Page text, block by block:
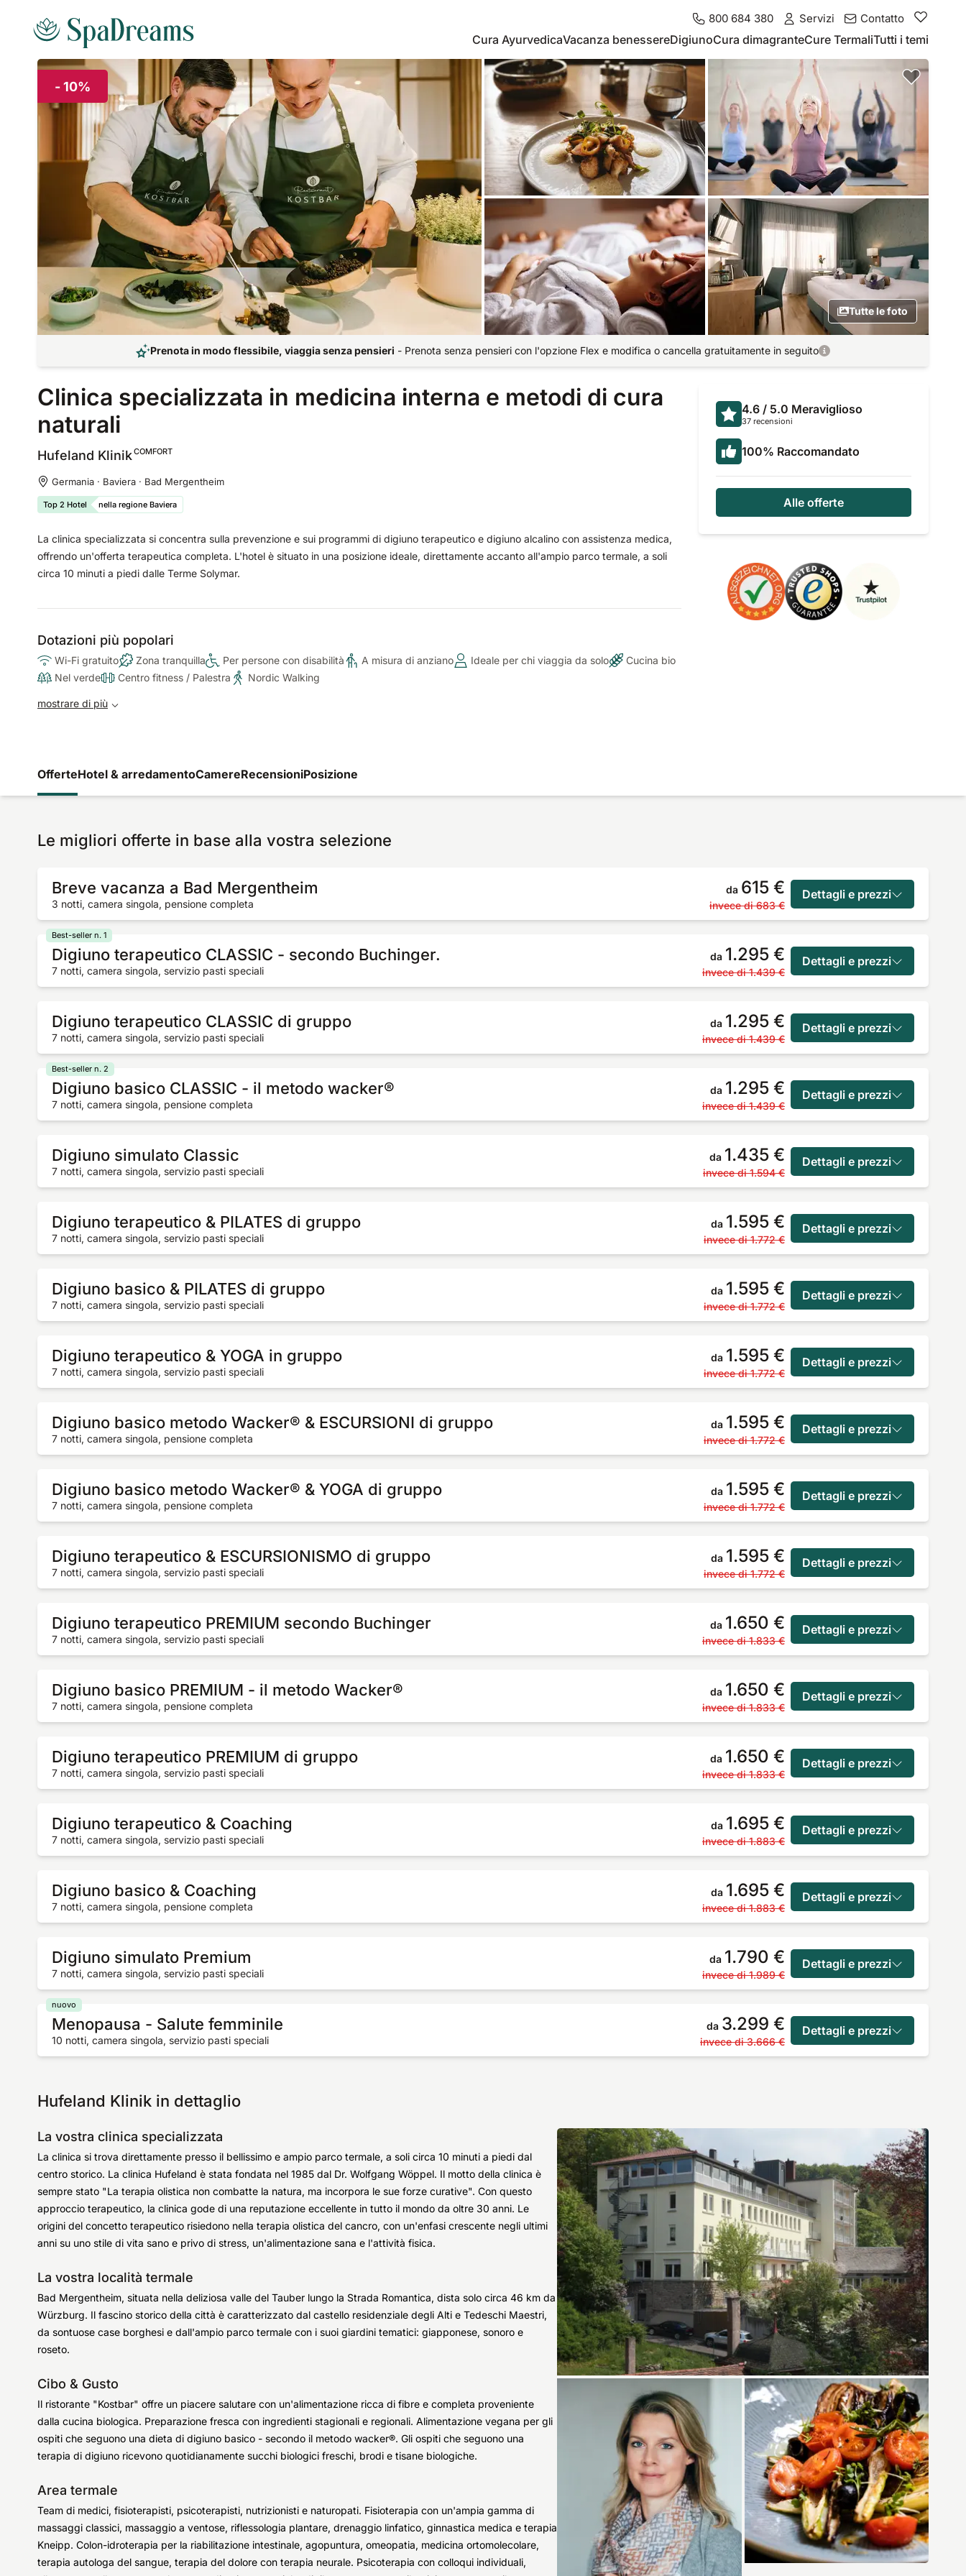
800 684 380 Servizi Contatto
Cura AyurvedicaVacanza benessereDigiunoCura dimagranteCure TermaliTutti i temi
- 10%
Tutte le foto
Prenota in modo flessibile, viaggia senza pensieri - Prenota senza pensieri con l'opzione Flex e modifica o cancella gratuitamente in seguito
Clinica specializzata in medicina interna e metodi di cura
naturali
Hufeland KlinikCOMFORT
Germania · Baviera · Bad Mergentheim
Top 2 Hotel nella regione Baviera
4.6 / 5.0 Meraviglioso
37 recensioni
100% Raccomandato
Alle offerte
La clinica specializzata si concentra sulla prevenzione e sui programmi di digiuno terapeutico e digiuno alcalino con assistenza medica,
offrendo un'offerta terapeutica completa. L'hotel è situato in una posizione ideale, direttamente accanto all'ampio parco termale, a soli
circa 10 minuti a piedi dalle Terme Solymar.
Dotazioni più popolari
Wi-Fi gratuito Zona tranquilla Per persone con disabilità A misura di anziano Ideale per chi viaggia da solo
Cucina bio
Nel verde
Centro fitness / Palestra Nordic Walking
mostrare di più
OfferteHotel & arredamentoCamereRecensioniPosizione
Le migliori offerte in base alla vostra selezione
Breve vacanza a Bad Mergentheim
3 notti, camera singola, pensione completa
da 615 €
invece di 683 €
Dettagli e prezzi
Digiuno terapeutico CLASSIC - secondo Buchinger.
7 notti, camera singola, servizio pasti speciali
da 1.295 €
invece di 1.439 €
Dettagli e prezzi
Best-seller n. 1
Digiuno terapeutico CLASSIC di gruppo
7 notti, camera singola, servizio pasti speciali
da 1.295 €
invece di 1.439 €
Dettagli e prezzi
Digiuno basico CLASSIC - il metodo wacker®
7 notti, camera singola, pensione completa
da 1.295 €
invece di 1.439 €
Dettagli e prezzi
Best-seller n. 2
Digiuno simulato Classic
7 notti, camera singola, servizio pasti speciali
da 1.435 €
invece di 1.594 €
Dettagli e prezzi
Digiuno terapeutico & PILATES di gruppo
7 notti, camera singola, servizio pasti speciali
da 1.595 €
invece di 1.772 €
Dettagli e prezzi
Digiuno basico & PILATES di gruppo
7 notti, camera singola, servizio pasti speciali
da 1.595 €
invece di 1.772 €
Dettagli e prezzi
Digiuno terapeutico & YOGA in gruppo
7 notti, camera singola, servizio pasti speciali
da 1.595 €
invece di 1.772 €
Dettagli e prezzi
Digiuno basico metodo Wacker® & ESCURSIONI di gruppo
7 notti, camera singola, pensione completa
da 1.595 €
invece di 1.772 €
Dettagli e prezzi
Digiuno basico metodo Wacker® & YOGA di gruppo
7 notti, camera singola, pensione completa
da 1.595 €
invece di 1.772 €
Dettagli e prezzi
Digiuno terapeutico & ESCURSIONISMO di gruppo
7 notti, camera singola, servizio pasti speciali
da 1.595 €
invece di 1.772 €
Dettagli e prezzi
Digiuno terapeutico PREMIUM secondo Buchinger
7 notti, camera singola, servizio pasti speciali
da 1.650 €
invece di 1.833 €
Dettagli e prezzi
Digiuno basico PREMIUM - il metodo Wacker®
7 notti, camera singola, pensione completa
da 1.650 €
invece di 1.833 €
Dettagli e prezzi
Digiuno terapeutico PREMIUM di gruppo
7 notti, camera singola, servizio pasti speciali
da 1.650 €
invece di 1.833 €
Dettagli e prezzi
Digiuno terapeutico & Coaching
7 notti, camera singola, servizio pasti speciali
da 1.695 €
invece di 1.883 €
Dettagli e prezzi
Digiuno basico & Coaching
7 notti, camera singola, pensione completa
da 1.695 €
invece di 1.883 €
Dettagli e prezzi
Digiuno simulato Premium
7 notti, camera singola, servizio pasti speciali
da 1.790 €
invece di 1.989 €
Dettagli e prezzi
Menopausa - Salute femminile
10 notti, camera singola, servizio pasti speciali
da 3.299 €
invece di 3.666 €
Dettagli e prezzi
nuovo
Hufeland Klinik in dettaglio
La vostra clinica specializzata
La clinica si trova direttamente presso il bellissimo e ampio parco termale, a soli circa 10 minuti a piedi dal
centro storico. La clinica Hufeland è stata fondata nel 1985 dal Dr. Wolfgang Wöppel. Il motto della clinica è
sempre stato "La terapia olistica non combatte la natura, ma incorpora le sue forze curative". Con questo
approccio terapeutico, la clinica gode di una reputazione eccellente in tutto il mondo da oltre 30 anni. Le
origini del concetto terapeutico risiedono nella terapia olistica del cancro, con un'enfasi crescente negli ultimi
anni su uno stile di vita sano e privo di stress, un'alimentazione sana e l'attività fisica.
La vostra località termale
Bad Mergentheim, situata nella deliziosa valle del Tauber lungo la Strada Romantica, dista solo circa 46 km da
Würzburg. Il fascino storico della città è caratterizzato dal castello residenziale degli Alti e Tedeschi Maestri,
da sontuose case borghesi e dall'ampio parco termale con i suoi giardini tematici: giapponese, sonoro e
roseto.
Cibo & Gusto
Il ristorante "Kostbar" offre un piacere salutare con un'alimentazione ricca di fibre e completa proveniente
dalla cucina biologica. Preparazione fresca con ingredienti stagionali e regionali. Alimentazione vegana per gli
ospiti che seguono una dieta di digiuno basico - secondo il metodo wacker®. Gli ospiti che seguono una
terapia di digiuno ricevono quotidianamente succhi biologici freschi, brodi e tisane biologiche.
Area termale
Team di medici, fisioterapisti, psicoterapisti, nutrizionisti e naturopati. Fisioterapia con un'ampia gamma di
massaggi classici, massaggio a ventose, riflessologia plantare, drenaggio linfatico, ginnastica medica e terapia
Kneipp. Colon-idroterapia per la riabilitazione intestinale, agopuntura, omeopatia, medicina ortomolecolare,
terapia autologa del sangue, terapia del dolore con terapia neurale. Psicoterapia con colloqui individuali,